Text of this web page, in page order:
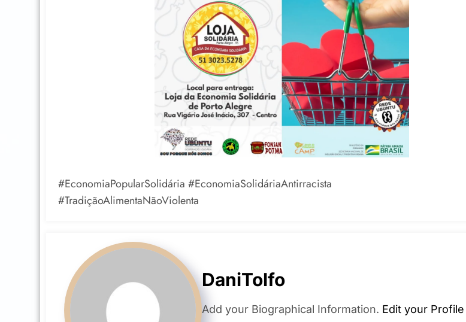
#EconomiaPopularSolidária #EconomiaSolidáriaAntirracista
#TradiçãoAlimentaNãoViolenta
DaniTolfo
Add your Biographical Information. Edit your Profile